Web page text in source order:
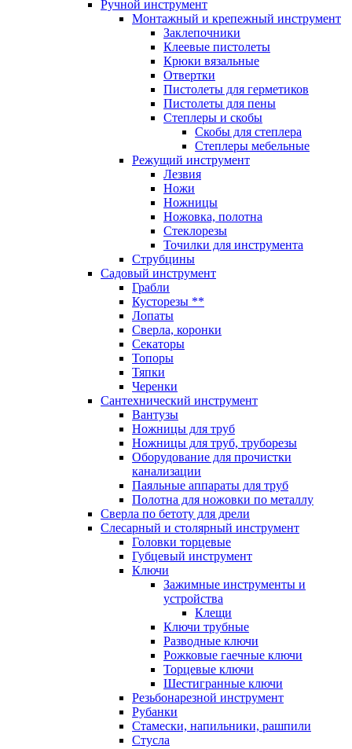
Ручной инструмент
Монтажный и крепежный инструмент
Заклепочники
Клеевые пистолеты
Крюки вязальные
Отвертки
Пистолеты для герметиков
Пистолеты для пены
Степлеры и скобы
Скобы для степлера
Степлеры мебельные
Режущий инструмент
Лезвия
Ножи
Ножницы
Ножовка, полотна
Стеклорезы
Точилки для инструмента
Струбцины
Садовый инструмент
Грабли
Кусторезы **
Лопаты
Сверла, коронки
Секаторы
Топоры
Тяпки
Черенки
Сантехнический инструмент
Вантузы
Ножницы для труб
Ножницы для труб, труборезы
Оборудование для прочистки
канализации
Паяльные аппараты для труб
Полотна для ножовки по металлу
Сверла по бетоту для дрели
Слесарный и столярный инструмент
Головки торцевые
Губцевый инструмент
Ключи
Зажимные инструменты и
устройства
Клещи
Ключи трубные
Разводные ключи
Рожковые гаечные ключи
Торцевые ключи
Шестигранные ключи
Резьбонарезной инструмент
Рубанки
Стамески, напильники, рашпили
Стусла